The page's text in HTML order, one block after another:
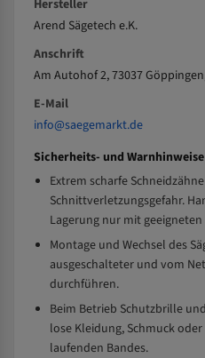
Hersteller
Arend Sägetech e.K.
Anschrift
Am Autohof 2, 73037
E-Mail
info@saegemarkt.de
Sicherheits- und Warnhinweise
Extrem scharfe
Schnittverletzungsgefahr.
Lagerung nur mit
Montage und Wechsel des
ausgeschalteter und vom
durchführen.
Beim Betrieb Schutzbrille
lose Kleidung, Schmuck
laufenden Bandes.